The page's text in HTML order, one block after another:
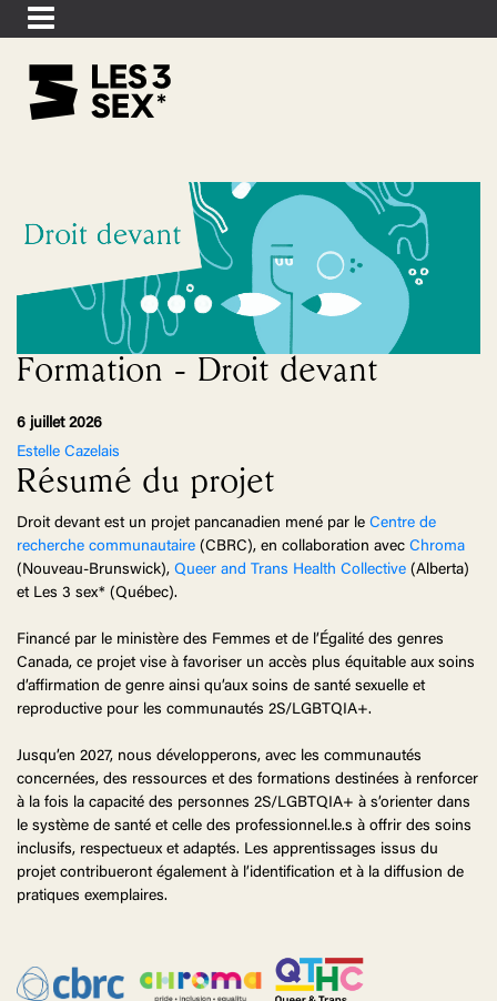
Formation - Droit devant
6 juillet 2026
Estelle Cazelais
Résumé du projet
Droit devant est un projet pancanadien mené par le Centre de
recherche communautaire (CBRC), en collaboration avec Chroma
(Nouveau-Brunswick), Queer and Trans Health Collective (Alberta)
et Les 3 sex* (Québec).
Financé par le ministère des Femmes et de l’Égalité des genres
Canada, ce projet vise à favoriser un accès plus équitable aux soins
d’affirmation de genre ainsi qu’aux soins de santé sexuelle et
reproductive pour les communautés 2S/LGBTQIA+.
Jusqu’en 2027, nous développerons, avec les communautés
concernées, des ressources et des formations destinées à renforcer
à la fois la capacité des personnes 2S/LGBTQIA+ à s’orienter dans
le système de santé et celle des professionnel.le.s à offrir des soins
inclusifs, respectueux et adaptés. Les apprentissages issus du
projet contribueront également à l’identification et à la diffusion de
pratiques exemplaires.